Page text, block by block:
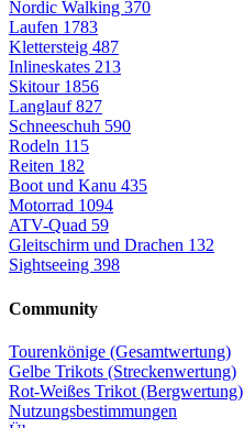
Nordic Walking 370
Laufen 1783
Klettersteig 487
Inlineskates 213
Skitour 1856
Langlauf827
Schneeschuh 590
Rodeln 115
Reiten 182
Boot und Kanu 435
Motorrad 1094
ATV-Quad 59
Gleitschirm und Drachen 132
Sightseeing 398
Community
Tourenkönige (Gesamtwertung)
Gelbe Trikots (Streckenwertung)
Rot-Weißes Trikot (Bergwertung)
Nutzungsbestimmungen